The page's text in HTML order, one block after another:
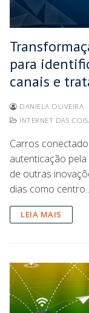
para
canais e
DANIELA OLIVEIRA
INTERNET DAS
Carros
autenticação pela
de outras
dias como
LEIA MAIS